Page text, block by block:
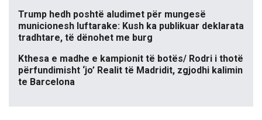
Trump hedh poshtë aludimet për mungesë
municionesh luftarake: Kush ka publikuar deklarata
tradhtare, të dënohet me burg
Kthesa e madhe e kampionit të botës/ Rodri i thotë
përfundimisht ‘jo’ Realit të Madridit, zgjodhi kalimin
te Barcelona